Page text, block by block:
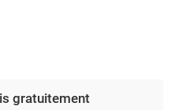
gratuitement